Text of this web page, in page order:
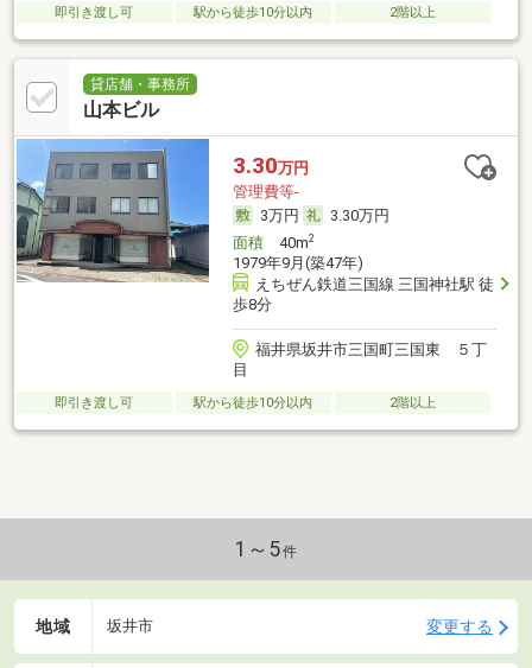
即引き渡し可 駅から徒歩10分以内 2階以上
貸店舗・事務所
山本ビル
3.30万円
管理費等-
3万円
3.30万円
面積40m2
1979年9月(築47年)
えちぜん鉄道三国線 三国神社駅 徒
歩8分
福井県坂井市三国町三国東 ５丁
目
即引き渡し可 駅から徒歩10分以内 2階以上
1～5件
地域 坂井市 変更する